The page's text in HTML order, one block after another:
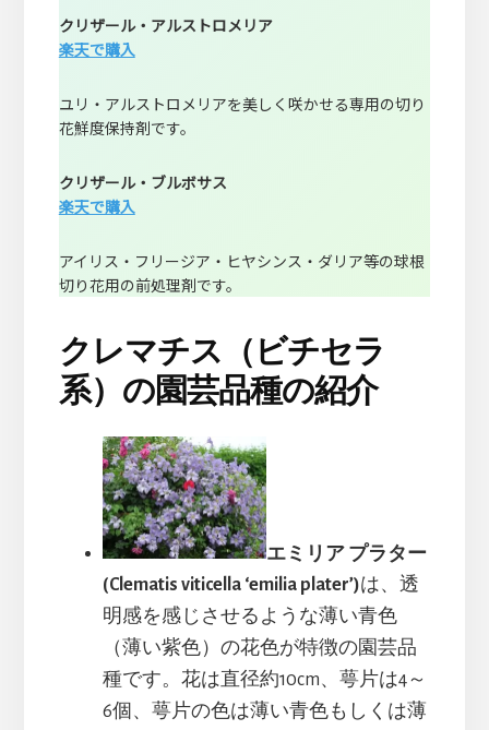
クリザール・アルストロメリア
楽天で購入
ユリ・アルストロメリアを美しく咲かせる専用の切り
花鮮度保持剤です。
クリザール・ブルボサス
楽天で購入
アイリス・フリージア・ヒヤシンス・ダリア等の球根
切り花用の前処理剤です。
クレマチス（ビチセラ
系）の園芸品種の紹介
エミリア プラター
(Clematis viticella ‘emilia plater’)は、透
明感を感じさせるような薄い青色
（薄い紫色）の花色が特徴の園芸品
種です。花は直径約10cm、萼片は4～
6個、萼片の色は薄い青色もしくは薄